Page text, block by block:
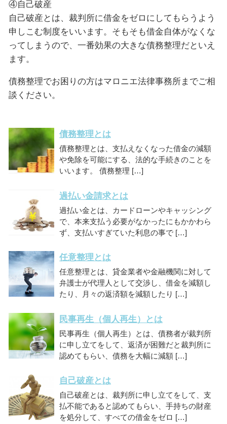
④自己破産
自己破産とは、裁判所に借金をゼロにしてもらうよう
申しこむ制度をいいます。そもそも借金自体がなくな
ってしまうので、一番効果の大きな債務整理だといえ
ます。
債務整理でお困りの方はマロニエ法律事務所までご相
談ください。
債務整理とは
債務整理とは、支払えなくなった借金の減額
や免除を可能にする、法的な手続きのことを
いいます。 債務整理 […]
過払い金請求とは
過払い金とは、カードローンやキャッシング
で、本来支払う必要がなかったにもかかわら
ず、支払いすぎていた利息の事で […]
任意整理とは
任意整理とは、貸金業者や金融機関に対して
弁護士が代理人として交渉し、借金を減額し
たり、月々の返済額を減額したり […]
民事再生（個人再生）とは
民事再生（個人再生）とは、債務者が裁判所
に申し立てをして、返済が困難だと裁判所に
認めてもらい、債務を大幅に減額 […]
自己破産とは
自己破産とは、裁判所に申し立てをして、支
払不能であると認めてもらい、手持ちの財産
を処分して、すべての借金をゼロ […]